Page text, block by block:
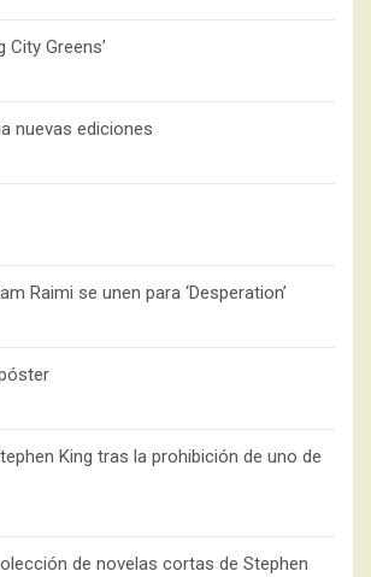
City Greens’
nuevas ediciones
Raimi se unen para ‘Desperation’
King tras la prohibición de uno de
de novelas cortas de Stephen